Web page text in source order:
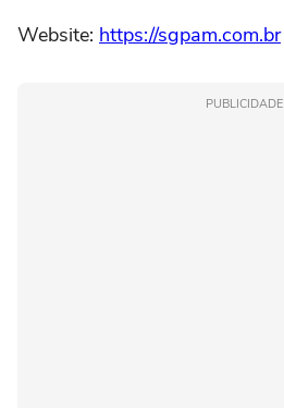
Website: https://sgpam.com.br
PUBLICIDADE